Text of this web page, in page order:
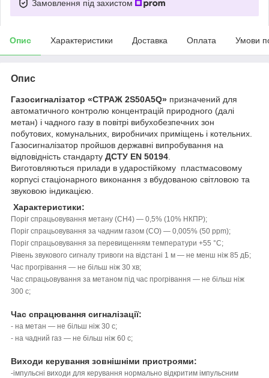
Замовлення під захистом
Опис Характеристики Доставка Оплата Умови
Опис
Газосигналізатор «СТРАЖ 2S50A5Q» призначений для
автоматичного контролю концентрацій природного (далі
метан) і чадного газу в повітрі вибухобезпечних зон
побутових, комунальних, виробничих приміщень і котельних.
Газосигналізатор пройшов державні випробування на
відповідність стандарту ДСТУ EN 50194
Виготовляються прилади в ударостійкому пластмасовому
корпусі стаціонарного виконання з вбудованою світловою та
звуковою індикацією.
Характеристики:
Поріг спрацьовування метану (СН4) — 0,5% (10% НКПР);
Поріг спрацьовування за чадним газом (СО) — 0,005% (50 ppm);
Поріг спрацьовування за перевищенням температури +55 °C;
Рівень звукового сигналу тривоги на відстані 1 м — не менш ніж 85 дБ;
Час прогрівання — не більш ніж 30 хв;
Час спрацьовування за метаном під час прогрівання — не більш ніж
300 с;
Час спрацювання сигналізації:
- на метан — не більш ніж 30 с;
- на чадний газ — не більш ніж 60 с;
Виходи керування зовнішніми пристроями:
-імпульсні виходи для керування нормально відкритим імпульсним